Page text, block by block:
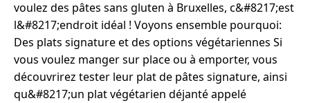
voulez des pâtes sans gluten à Bruxelles, c&#8217;est
l&#8217;endroit idéal ! Voyons ensemble pourquoi:
Des plats signature et des options végétariennes Si
vous voulez manger sur place ou à emporter, vous
découvrirez tester leur plat de pâtes signature, ainsi
qu&#8217;un plat végétarien déjanté appelé